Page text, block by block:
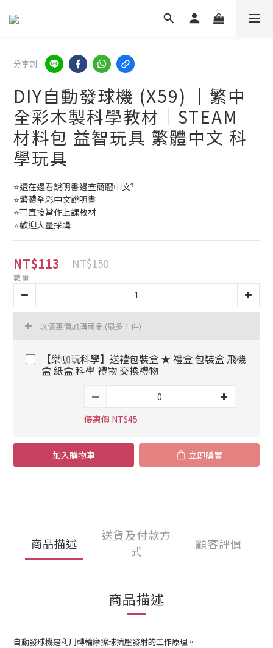
分享到
DIY自動發球機 (X59) ｜繁中
全彩木製科學教材｜STEAM
材料包 益智玩具 繁體中文 科
學玩具
⭐還在邊看說明書邊查簡體中文?
⭐繁體全彩中文說明書
⭐可直接當作上課教材
⭐歡迎大量採購
NT$113 NT$150
數量
以優惠價加購商品 (最多 1 件)
【樂咖玩科學】送禮包裝盒 ★ 禮盒 包裝盒 飛機
盒 紙盒 科學 禮物 交換禮物
優惠價 NT$45
加入購物車 立即購買
商品描述
送貨及付款方
式
顧客評價
商品描述
自動發球機是利用轉輪摩擦球擠壓發射的工作原理。